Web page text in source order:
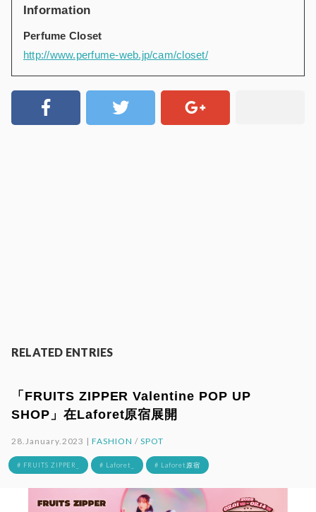
Information
Perfume Closet
http://www.perfume-web.jp/cam/closet/
RELATED ENTRIES
「FRUITS ZIPPER Valentine POP UP
SHOP」在Laforet原宿展開
28.January.2023 |FASHION / SPOT
# FRUITS ZIPPER_ # Laforet_ # Laforet原宿